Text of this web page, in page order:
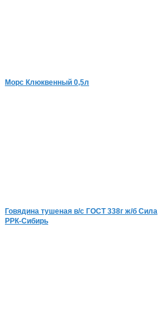
Морс Клюквенный 0,5л
Говядина тушеная в/с ГОСТ 338г ж/б Сила
РРК-Сибирь